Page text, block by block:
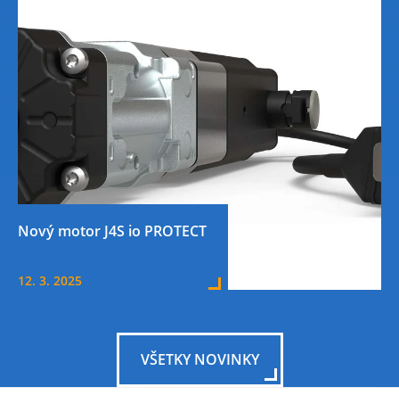
Nový motor J4S io PROTECT
12. 3. 2025
VŠETKY NOVINKY